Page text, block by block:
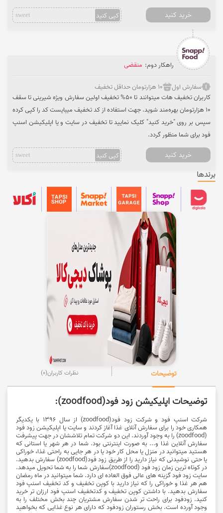
خرید کنید کپی کنید sweet
راهکار دوم: منقضی
سفارش اول
10 هزارتومان حداقل تخفیف
کاربران تخفیف هات میتوانند تا 50% تخفیف اولین سفارش ویژه شیرینی تا سقف
10 هزارتومان بهره‌مند شوید. جهت استفاده از کد تخفیف میبایست کد را کپی کرده
سپس بر روی "خرید کنید" کلیک نمایید تا تخفیف در سایت و یا اپلیکیشن اسنپ
فود برای شما منظور گردد.
خرید کنید کپی کنید sweet
برندها
توضیحات نظرات کاربران(0)
توضیحات اپلیکیشن زود فود(zoodfood):
شرکت اسنپ فود و شرکت زود فود(zoodfood) از سال 1396 با یکدیگر
همکاری خود را برای سفارش آنلای غذا آغاز کردند و سایت یا اپلیکیشن زود فود
(zoodfood)
را به وجود آوردند. این دو شرکت تمام تلاششان در جهت پیشرفت
سفارش آنلاین غذا و... به صورت اینترنتی بود. شما در هر شهر یا استانی که
هستید میتوانید در منزل یا محل کار خود یا در هر جایی به راحتی غذا، خوراکی
یا حتی نوشیدنی که نیاز دارید را از طریق زود فود(zoodfood)
سفارش بدهید.
در کوتاه ترین زمان زود فود (zoodfood)
سفارش شما را به شما تحویل میدهد.
سایت زود فود گزینه های عالی فوق العاده ای دارد. شما میتوانید در ماه رمضان
هم هر غذا و خوراکی را که نیاز دارید با کوپن تخفیف و کد تخفیف اسنپ فود
سفارش بدهید. با داشتن کوپن تخفیف وکدتخفیف اسنپ فود ارزان تر خرید
کنید. زودفود برای راحت تر شدن سفارش مشتریان چند بخش مختلف را به
وجود آورده است. بخش رستوران زودفود که دارای هر نوع غذایی که بخواهید